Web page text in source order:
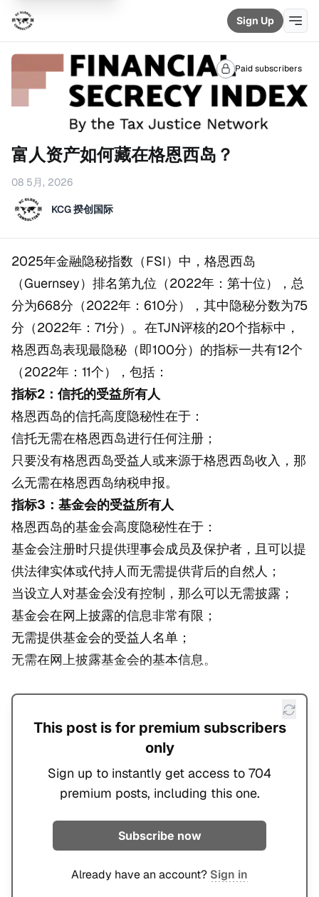
Sign Up
Paid subscribers
富人资产如何藏在格恩西岛？
08 5月, 2026
KCG 揆创国际
2025年金融隐秘指数（FSI）中，格恩西岛
（Guernsey）排名第九位（2022年：第十位），总
分为668分（2022年：610分），其中隐秘分数为75
分（2022年：71分）。在TJN评核的20个指标中，
格恩西岛表现最隐秘（即100分）的指标一共有12个
（2022年：11个），包括：
指标2：信托的受益所有人
格恩西岛的信托高度隐秘性在于：
信托无需在格恩西岛进行任何注册；
只要没有格恩西岛受益人或来源于格恩西岛收入，那
么无需在格恩西岛纳税申报。
指标3：基金会的受益所有人
格恩西岛的基金会高度隐秘性在于：
基金会注册时只提供理事会成员及保护者，且可以提
供法律实体或代持人而无需提供背后的自然人；
当设立人对基金会没有控制，那么可以无需披露；
基金会在网上披露的信息非常有限；
无需提供基金会的受益人名单；
无需在网上披露基金会的基本信息。
This post is for premium subscribers
only
Sign up to instantly get access to 704
premium posts, including this one.
Subscribe now
Already have an account? Sign in